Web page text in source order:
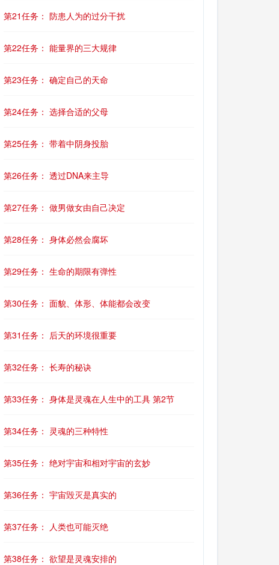
第21任务： 防患人为的过分干扰
第22任务： 能量界的三大规律
第23任务： 确定自己的天命
第24任务： 选择合适的父母
第25任务： 带着中阴身投胎
第26任务： 透过DNA来主导
第27任务： 做男做女由自己决定
第28任务： 身体必然会腐坏
第29任务： 生命的期限有弹性
第30任务： 面貌、体形、体能都会改变
第31任务： 后天的环境很重要
第32任务： 长寿的秘诀
第33任务： 身体是灵魂在人生中的工具 第2节
第34任务： 灵魂的三种特性
第35任务： 绝对宇宙和相对宇宙的玄妙
第36任务： 宇宙毁灭是真实的
第37任务： 人类也可能灭绝
第38任务： 欲望是灵魂安排的